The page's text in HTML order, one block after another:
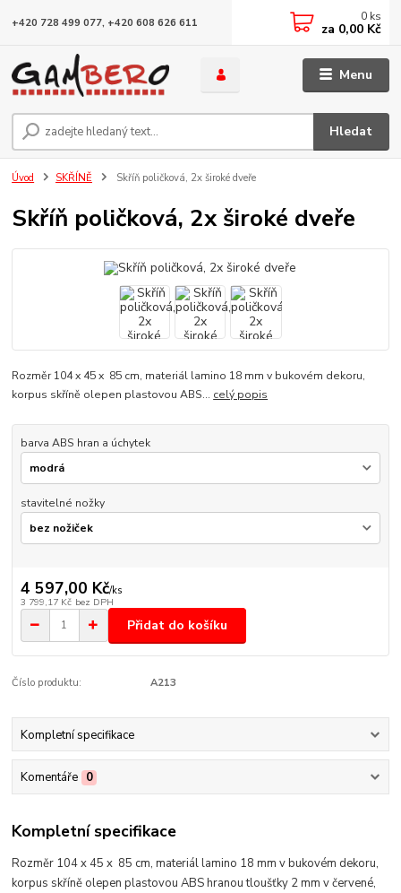
Menu
Hledat
+420 728 499 077, +420 608 626 611 0 ks
za 0,00 Kč
Úvod SKŘÍNĚ Skříň poličková, 2x široké dveře
Skříň poličková, 2x široké dveře
Rozměr 104 x 45 x 85 cm, materiál lamino 18 mm v bukovém dekoru,
korpus skříně olepen plastovou ABS... celý popis
barva ABS hran a úchytek
stavitelné nožky
4 597,00 Kč/ks
3 799,17 Kč bez DPH
Přidat do košíku
Číslo produktu: A213
Kompletní specifikace
Komentáře 0
Kompletní specifikace
Rozměr 104 x 45 x 85 cm, materiál lamino 18 mm v bukovém dekoru,
korpus skříně olepen plastovou ABS hranou tloušťky 2 mm v červené,